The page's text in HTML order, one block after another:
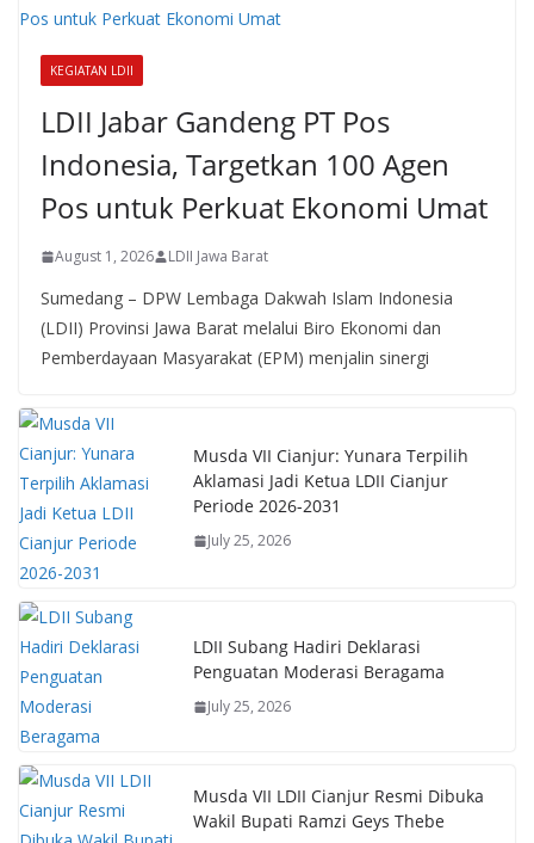
KEGIATAN LDII
LDII Jabar Gandeng PT Pos
Indonesia, Targetkan 100 Agen
Pos untuk Perkuat Ekonomi Umat
August 1, 2026 LDII Jawa Barat
Sumedang – DPW Lembaga Dakwah Islam Indonesia
(LDII) Provinsi Jawa Barat melalui Biro Ekonomi dan
Pemberdayaan Masyarakat (EPM) menjalin sinergi
Musda VII Cianjur: Yunara Terpilih
Aklamasi Jadi Ketua LDII Cianjur
Periode 2026-2031
July 25, 2026
LDII Subang Hadiri Deklarasi
Penguatan Moderasi Beragama
July 25, 2026
Musda VII LDII Cianjur Resmi Dibuka
Wakil Bupati Ramzi Geys Thebe